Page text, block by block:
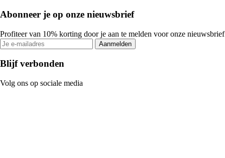
Abonneer je op onze nieuwsbrief
Profiteer van 10% korting door je aan te melden voor onze nieuwsbrief
Aanmelden
Blijf verbonden
Volg ons op sociale media